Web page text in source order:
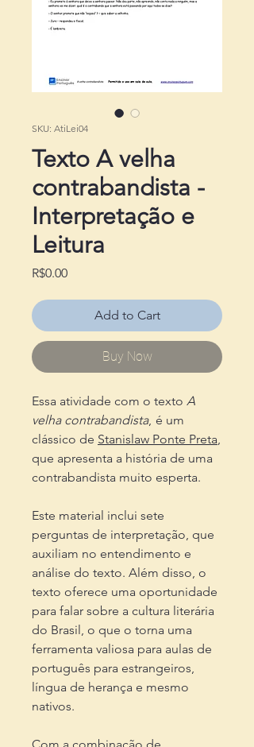
SKU: AtiLei04
Texto A velha
contrabandista -
Interpretação e
Leitura
R$0.00Price
Add to Cart
Buy Now
Essa atividade com o texto A
velha contrabandista, é um
clássico de Stanislaw Ponte Preta,
que apresenta a história de uma
contrabandista muito esperta.
Este material inclui sete
perguntas de interpretação, que
auxiliam no entendimento e
análise do texto. Além disso, o
texto oferece uma oportunidade
para falar sobre a cultura literária
do Brasil, o que o torna uma
ferramenta valiosa para aulas de
português para estrangeiros,
língua de herança e mesmo
nativos.